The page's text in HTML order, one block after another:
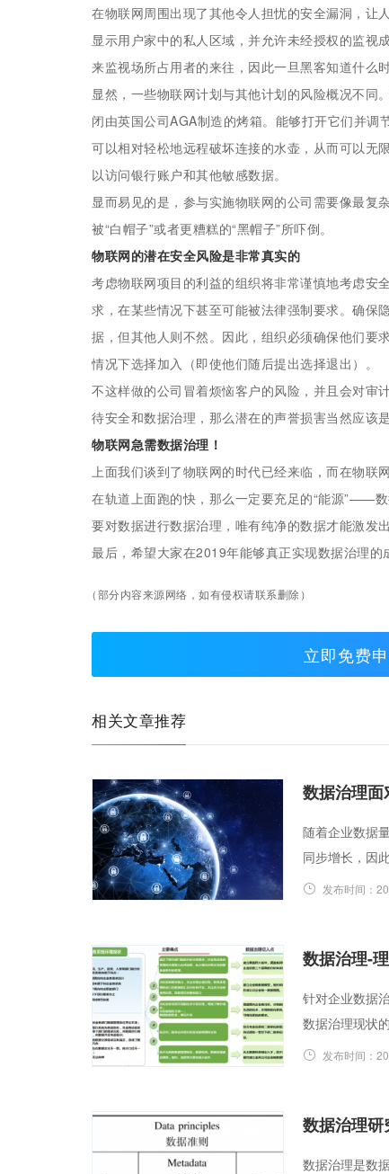
在物联网周围出现了其他令人担忧的安全漏洞，让
显示用户家中的私人区域，并允许未经授权的监视
来监视场所占用者的来往，因此一旦黑客知道什么
显然，一些物联网计划与其他计划的风险概况不同
闭由英国公司AGA制造的烤箱。能够打开它们并
可以相对轻松地远程破坏连接的水壶，从而可以无
以访问银行账户和其他敏感数据。
显而易见的是，参与实施物联网的公司需要像最复
被“白帽子”或者更糟糕的“黑帽子”所吓倒。
物联网的潜在安全风险是非常真实的
考虑物联网项目的利益的组织将非常谨慎地考虑安
求，在某些情况下甚至可能被法律强制要求。确保
据，但其他人则不然。因此，组织必须确保他们要
情况下选择加入（即使他们随后提出选择退出）。
不这样做的公司冒着烦恼客户的风险，并且会对审
待安全和数据治理，那么潜在的声誉损害当然应该
物联网急需数据治理！
上面我们谈到了物联网的时代已经来临，而在物联
在轨道上面跑的快，那么一定要充足的“能源”——
要对数据进行数据治理，唯有纯净的数据才能激发
最后，希望大家在2019年能够真正实现数据治理的
（部分内容来源网络，如有侵权请联系删除）
立即免费
相关文章推荐
数据治理
随着企业数据
同步增长，因
发布时间：
数据治理-
针对企业数据
数据治理现状
发布时间：
数据治理研
数据治理是数